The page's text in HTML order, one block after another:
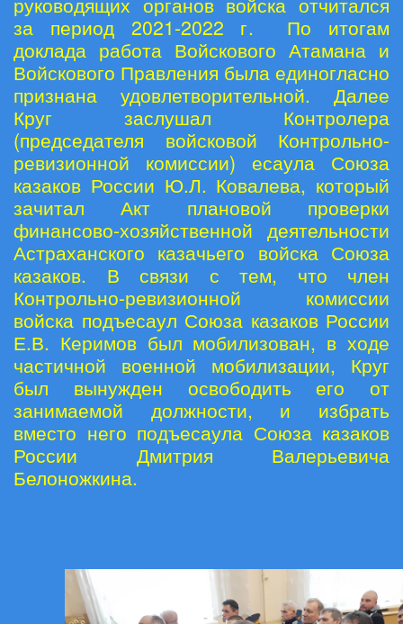
за период 2021-2022 г. По итогам
доклада работа Войскового Атамана и
Войскового Правления была единогласно
признана удовлетворительной. Далее
Круг заслушал Контролера
(председателя войсковой Контрольно-
ревизионной комиссии) есаула Союза
казаков России Ю.Л. Ковалева, который
зачитал Акт плановой проверки
финансово-хозяйственной деятельности
Астраханского казачьего войска Союза
казаков. В связи с тем, что член
Контрольно-ревизионной комиссии
войска подъесаул Союза казаков России
Е.В. Керимов был мобилизован, в ходе
частичной военной мобилизации, Круг
был вынужден освободить его от
занимаемой должности, и избрать
вместо него подъесаула Союза казаков
России Дмитрия Валерьевича
Белоножкина.